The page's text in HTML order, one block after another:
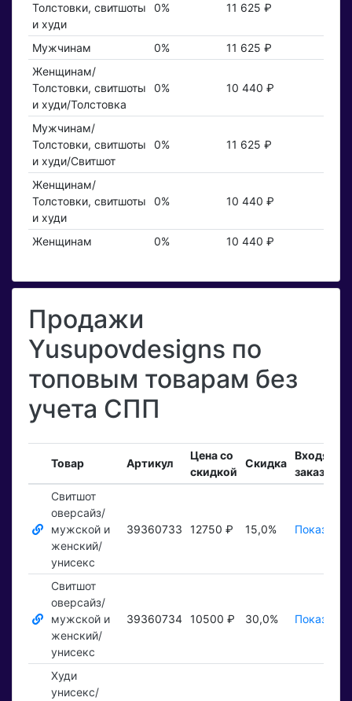
Толстовки, свитшоты
и худи
0% 11 625 ₽
Мужчинам 0%
11 625 ₽
Женщинам/
Толстовки, свитшоты
и худи/Толстовка
0% 10 440 ₽
Мужчинам/
Толстовки, свитшоты
и худи/Свитшот
0% 11 625 ₽
Женщинам/
Толстовки, свитшоты
и худи
0% 10 440 ₽
Женщинам 0% 10 440 ₽
Продажи
Yusupovdesigns по
топовым товарам без
учета СПП
Товар Артикул
Цена со
скидкой
Скидка
Входящие
заказы
Свитшот
оверсайз/
мужской и
женский/
унисекс
39360733 12750 ₽ 15,0% Показать
Свитшот
оверсайз/
мужской и
женский/
унисекс
39360734 10500 ₽ 30,0% Показать
Худи
унисекс/